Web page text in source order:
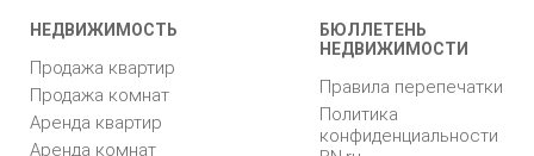
НЕДВИЖИМОСТЬ
Продажа квартир
Продажа комнат
Аренда квартир
Аренда комнат
БЮЛЛЕТЕНЬ
НЕДВИЖИМОСТИ
Правила перепечатки
Политика
конфиденциальности